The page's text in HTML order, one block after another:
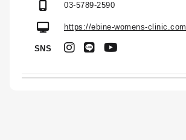
03-5789-2590
https://ebine-womens-clinic.com
SNS